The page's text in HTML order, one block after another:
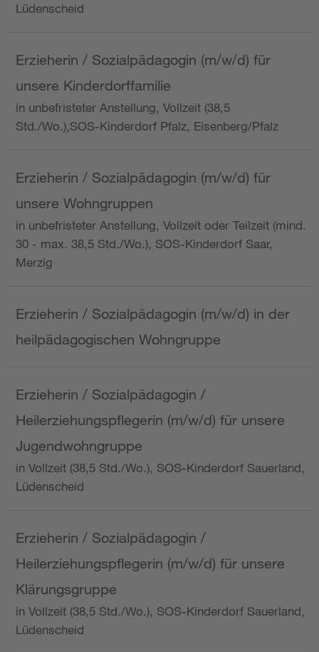
Lüdenscheid
Erzieherin / Sozialpädagogin (m/w/d) für
unsere Kinderdorffamilie
in unbefristeter Anstellung, Vollzeit (38,5
Std./Wo.),SOS-Kinderdorf Pfalz, Eisenberg/Pfalz
Erzieherin / Sozialpädagogin (m/w/d) für
unsere Wohngruppen
in unbefristeter Anstellung, Vollzeit oder Teilzeit (mind.
30 - max. 38,5 Std./Wo.), SOS-Kinderdorf Saar,
Merzig
Erzieherin / Sozialpädagogin (m/w/d) in der
heilpädagogischen Wohngruppe
Erzieherin / Sozialpädagogin /
Heilerziehungspflegerin (m/w/d) für unsere
Jugendwohngruppe
in Vollzeit (38,5 Std./Wo.), SOS-Kinderdorf Sauerland,
Lüdenscheid
Erzieherin / Sozialpädagogin /
Heilerziehungspflegerin (m/w/d) für unsere
Klärungsgruppe
in Vollzeit (38,5 Std./Wo.), SOS-Kinderdorf Sauerland,
Lüdenscheid